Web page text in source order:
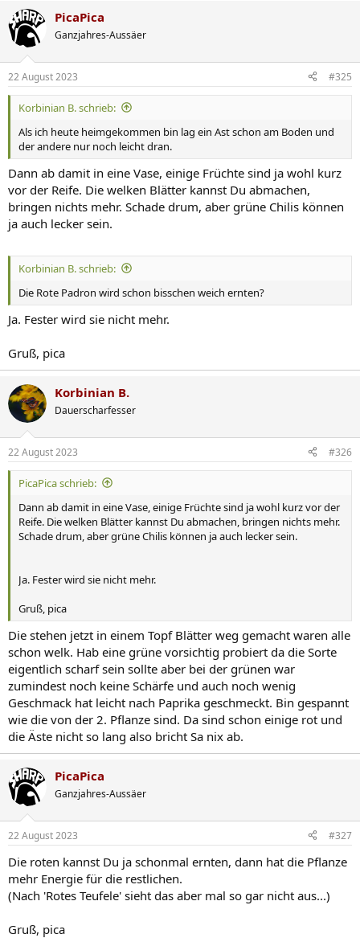
k
t
i
e
n
PicaPica
Ganzjahres-Aussäer
22 August 2023 #325
Korbinian B. schrieb:
Als ich heute heimgekommen bin lag ein Ast schon am Boden und
der andere nur noch leicht dran.
Dann ab damit in eine Vase, einige Früchte sind ja wohl kurz
vor der Reife. Die welken Blätter kannst Du abmachen,
bringen nichts mehr. Schade drum, aber grüne Chilis können
ja auch lecker sein.
Korbinian B. schrieb:
Die Rote Padron wird schon bisschen weich ernten?
Ja. Fester wird sie nicht mehr.
Gruß, pica
Korbinian B.
Dauerscharfesser
22 August 2023 #326
PicaPica schrieb:
Dann ab damit in eine Vase, einige Früchte sind ja wohl kurz vor der
Reife. Die welken Blätter kannst Du abmachen, bringen nichts mehr.
Schade drum, aber grüne Chilis können ja auch lecker sein.
Ja. Fester wird sie nicht mehr.
Gruß, pica
Die stehen jetzt in einem Topf Blätter weg gemacht waren alle
schon welk. Hab eine grüne vorsichtig probiert da die Sorte
eigentlich scharf sein sollte aber bei der grünen war
zumindest noch keine Schärfe und auch noch wenig
Geschmack hat leicht nach Paprika geschmeckt. Bin gespannt
wie die von der 2. Pflanze sind. Da sind schon einige rot und
die Äste nicht so lang also bricht Sa nix ab.
PicaPica
Ganzjahres-Aussäer
22 August 2023 #327
Die roten kannst Du ja schonmal ernten, dann hat die Pflanze
mehr Energie für die restlichen.
(Nach 'Rotes Teufele' sieht das aber mal so gar nicht aus...)
Gruß, pica